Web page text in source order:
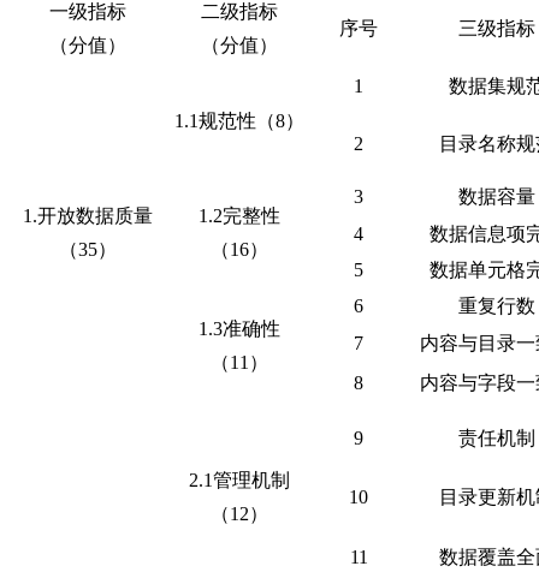
一级指标
（分值）
二级指标
（分值）
序号 三级指标
1.开放数据质量
（35）
1.1规范性（8）
1 数据集规
2 目录名称
1.2完整性
（16）
3
数据容量
4
数据信息项
5
数据单元格
1.3准确性
（11）
6
重复行数
7
内容与目录
8
内容与字段
2.1管理机制
（12）
9 责任机制
10 目录更新
11 数据覆盖全